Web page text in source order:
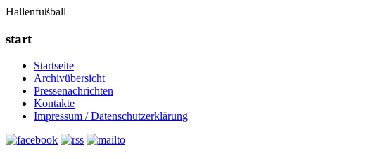
Hallenfußball
start
Startseite
Archivübersicht
Pressenachrichten
Kontakte
Impressum / Datenschutzerklärung